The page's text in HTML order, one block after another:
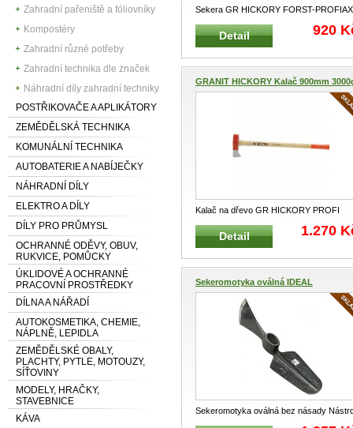
Zahradní pařeniště a fóliovníky
Kompostéry
Zahradní různé potřeby
Zahradní technika dle značek
Náhradní díly zahradní techniky
POSTŘIKOVAČE A APLIKÁTORY
ZEMĚDĚLSKÁ TECHNIKA
KOMUNÁLNÍ TECHNIKA
AUTOBATERIE A NABÍJEČKY
NÁHRADNÍ DÍLY
ELEKTRO A DÍLY
DÍLY PRO PRŮMYSL
OCHRANNÉ ODĚVY, OBUV,
RUKVICE, POMŮCKY
ÚKLIDOVÉ A OCHRANNÉ
PRACOVNÍ PROSTŘEDKY
DÍLNA A NÁŘADÍ
AUTOKOSMETIKA, CHEMIE,
NÁPLNĚ, LEPIDLA
ZEMĚDĚLSKÉ OBALY,
PLACHTY, PYTLE, MOTOUZY,
SÍŤOVINY
MODELY, HRAČKY,
STAVEBNICE
KÁVA
Sekera GR HICKORY FORST-
Profesionální sekera pro sekání větv
...
Detail 920
GRANIT HICKORY Kalač 900mm
Kalač na dřevo GR HICKORY PROFI
Profesionální kalač na štípání dřeva ...
Detail 1.270
Sekeromotyka oválná IDEAL
Sekeromotyka oválná bez násady
kombinace sekery a motyky Vh...